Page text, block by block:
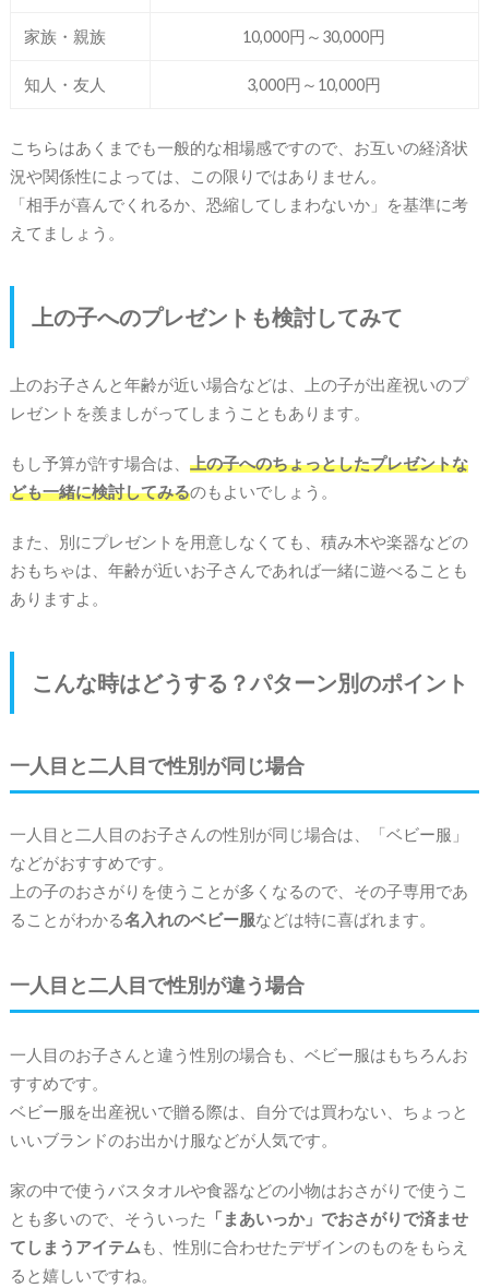
家族・親族 10,000円～30,000円
知人・友人 3,000円～10,000円
こちらはあくまでも一般的な相場感ですので、お互いの経済状
況や関係性によっては、この限りではありません。
「相手が喜んでくれるか、恐縮してしまわないか」を基準に考
えてましょう。
上の子へのプレゼントも検討してみて
上のお子さんと年齢が近い場合などは、上の子が出産祝いのプ
レゼントを羨ましがってしまうこともあります。
もし予算が許す場合は、 上の子へのちょっとしたプレゼントな
ども一緒に検討してみるのもよいでしょう。
また、別にプレゼントを用意しなくても、積み木や楽器などの
おもちゃは、年齢が近いお子さんであれば一緒に遊べることも
ありますよ。
こんな時はどうする？パターン別のポイント
一人目と二人目で性別が同じ場合
一人目と二人目のお子さんの性別が同じ場合は、「ベビー服」
などがおすすめです。
上の子のおさがりを使うことが多くなるので、その子専用であ
ることがわかる名入れのベビー服などは特に喜ばれます。
一人目と二人目で性別が違う場合
一人目のお子さんと違う性別の場合も、ベビー服はもちろんお
すすめです。
ベビー服を出産祝いで贈る際は、自分では買わない、ちょっと
いいブランドのお出かけ服などが人気です。
家の中で使うバスタオルや食器などの小物はおさがりで使うこ
とも多いので、そういった
「まあいっか」でおさがりで済ませ
てしまうアイテム も、性別に合わせたデザインのものをもらえ
ると嬉しいですね。